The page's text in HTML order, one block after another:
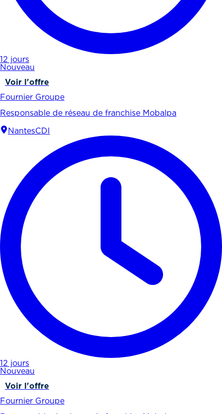
12 jours
Nouveau
Voir l'offre
Fournier Groupe
Responsable de réseau de franchise Mobalpa
NantesCDI
12 jours
Nouveau
Voir l'offre
Fournier Groupe